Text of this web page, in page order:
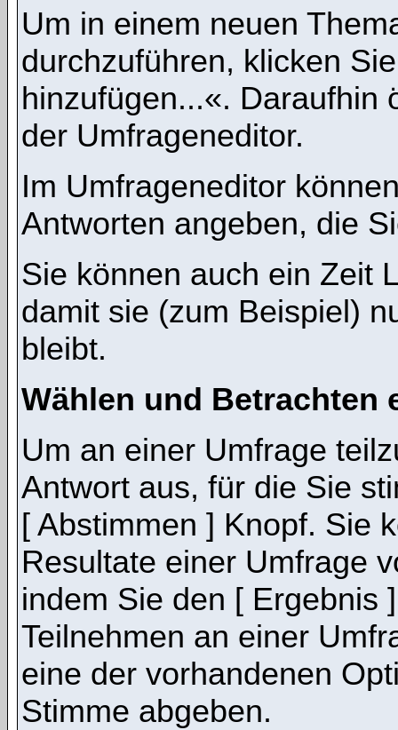
Um in einem neuen
durchzuführen, klicken
hinzufügen...«. Daraufhin
der Umfrageneditor.
Im Umfrageneditor
Antworten angeben, die
Sie können auch ein Zeit
damit sie (zum Beispiel)
bleibt.
Wählen und Betrachten
Um an einer Umfrage
Antwort aus, für die Sie
[ Abstimmen ] Knopf. Sie
Resultate einer Umfrage
indem Sie den [ Ergebnis
Teilnehmen an einer
eine der vorhandenen
Stimme abgeben.